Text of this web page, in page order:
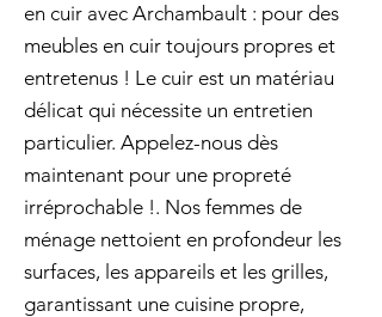
en cuir avec Archambault : pour des
meubles en cuir toujours propres et
entretenus ! Le cuir est un matériau
délicat qui nécessite un entretien
particulier. Appelez-nous dès
maintenant pour une propreté
irréprochable !. Nos femmes de
ménage nettoient en profondeur les
surfaces, les appareils et les grilles,
garantissant une cuisine propre,